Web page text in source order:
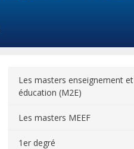
Les masters enseignement et
éducation (M2E)
Les masters MEEF
1er degré